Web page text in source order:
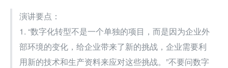
演讲要点：
1. “数字化转型不是一个单独的项目，而是因为企业外
部环境的变化，给企业带来了新的挑战，企业需要利
用新的技术和生产资料来应对这些挑战。”不要问数字